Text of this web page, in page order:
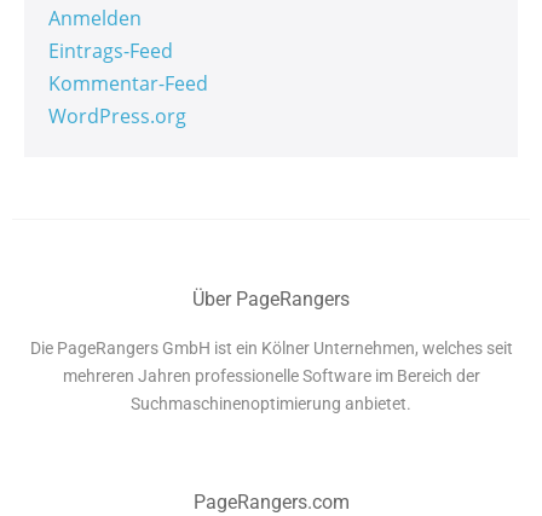
Anmelden
Eintrags-Feed
Kommentar-Feed
WordPress.org
Über PageRangers
Die PageRangers GmbH ist ein Kölner Unternehmen, welches seit
mehreren Jahren professionelle Software im Bereich der
Suchmaschinenoptimierung anbietet.
PageRangers.com